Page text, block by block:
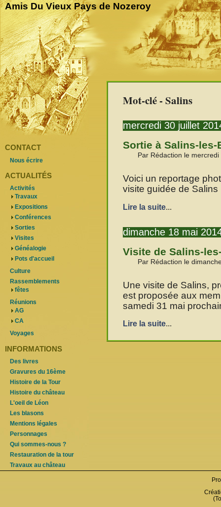
Amis Du Vieux Pays de Nozeroy
Mot-clé - Salins
mercredi 30 juillet
Sortie à Salins-les-
Par Rédaction le
Voici un reportage
visite guidée de Salins
Lire la suite...
dimanche 18 mai
Visite de Salins-
Par Rédaction le
Une visite de Salins,
est proposée aux
samedi 31 mai
Lire la suite...
CONTACT
Nous écrire
ACTUALITÉS
Activités
Travaux
Expositions
Conférences
Sorties
Visites
Généalogie
Pots d'accueil
Culture
Rassemblements
fêtes
Réunions
AG
CA
Voyages
INFORMATIONS
Des livres
Gravures du 16ème
Histoire de la Tour
Histoire du château
L'oeil de Léon
Les blasons
Mentions légales
Personnages
Qui sommes-nous ?
Restauration de la tour
Travaux au château